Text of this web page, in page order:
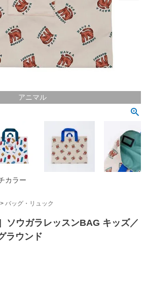
アニマル
カラー
バッグ・リュック
ソウガラレッスンBAG キッズ／
ラウンド